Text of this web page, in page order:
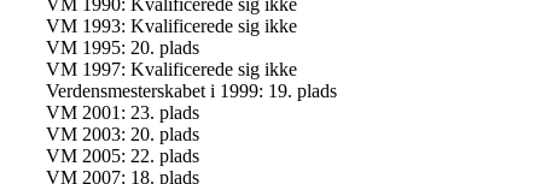
VM 1993: Kvalificerede sig ikke
VM 1995: 20. plads
VM 1997: Kvalificerede sig ikke
Verdensmesterskabet i 1999: 19. plads
VM 2001: 23. plads
VM 2003: 20. plads
VM 2005: 22. plads
VM 2007: 18. plads